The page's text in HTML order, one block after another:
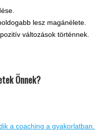
lesz magánélete.
változások történnek.
Önnek?
a coaching a gyakorlatban.